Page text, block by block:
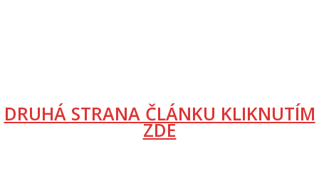
DRUHÁ STRANA ČLÁNKU KLIKNUTÍM
ZDE